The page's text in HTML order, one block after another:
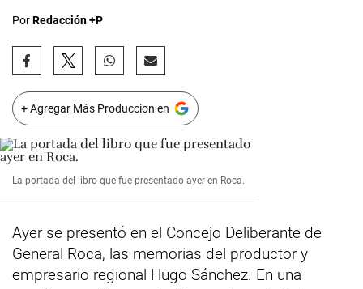
PorRedacción +P
+ Agregar Más Produccion en
La portada del libro que fue presentado ayer en Roca.
Ayer se presentó en el Concejo Deliberante de
General Roca, las memorias del productor y
empresario regional Hugo Sánchez. En una